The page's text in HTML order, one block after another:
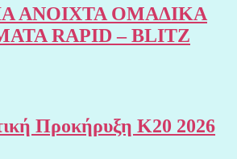
ΑΝΟΙΧΤΑ ΟΜΑΔΙΚΑ
RAPID – BLITZ
Προκήρυξη Κ20 2026